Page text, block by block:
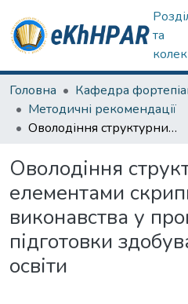
та
Головна
Кафедра
Методичні рекомендації
Оволодіння структурними елементами скрипкового виконавства у процесі фахової підготовки здобувачів вищої освіти
Оволодіння
елементами
виконавства у
підготовки
освіти